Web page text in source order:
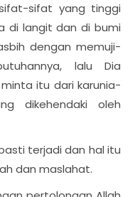
sifat yang tinggi
di langit dan di bumi
dengan memuji-
lalu Dia
itu dari karunia-
dikehendaki oleh
terjadi dan hal itu
dan maslahat.